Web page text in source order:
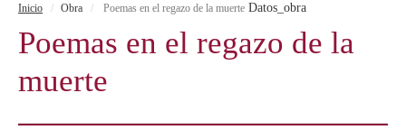
Inicio Obra Poemas en el regazo de la muerte Datos_obra
Poemas en el regazo de la
muerte